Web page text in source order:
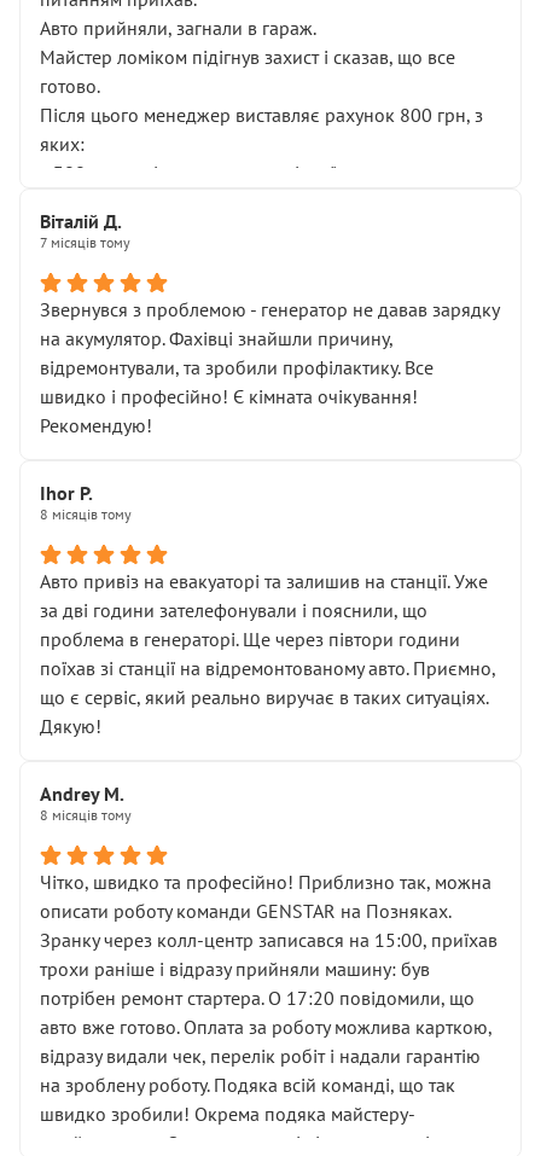
Авто прийняли, загнали в гараж.
Майстер ломіком підігнув захист і сказав, що все
готово.
Після цього менеджер виставляє рахунок 800 грн, з
яких:
• 300 грн — діагностика гальмівної системи
НЕ погоджував
послуга. Тим більше, я був поруч і жодної реальної
діагностики ходової не проводилось. Після
зауваження гроші за цю “послугу” повернули, що
лише підтвердило мою правоту.
Але головне — я виїжджаю з боксу, і скрип у гальмах
залишився таким самим, як і був. Тобто оплачена
Далі ситуація тільки погіршилась:
• сказали, що тепер “потрібно знімати колеса”
• що біля авто стояти вже не можна
• почали озвучувати купу додаткових робіт без
чіткого пояснення
( ну все зняли та доробили) дякую!
Окремий момент, який виглядає абсурдно:
мені заявили, що бачок гальмівної рідини потрібно
міняти разом із головним гальмівним циліндром у
Для людини, яка хоча б трохи розуміється на техніці,
це звучить як мінімум непрофесійно, а як максимум —
спроба продати дорогий вузол замість елементарних
ущільнювачів.
Що прикро — це не перший мій візит. Раніше міняв у
вас стартер, і тоді сервіс наче справив хороше
враження. Але згодом знайшов декілька гайок під
лобовим склом. Мені пояснили, що це “старі гайки, які
відкручували”, і попросили не хвилюватися. ( надіюсь
новий власник, не застяг в полі))
Але після нинішнього візиту такі дрібниці вже не
здаються дрібницями.
Я — клієнт, який працює на довірі, і саме її цей сервіс
Віталій Д.
7 місяців тому
Звернувся з проблемою - генератор не давав зарядку
на акумулятор. Фахівці знайшли причину,
відремонтували, та зробили профілактику. Все
швидко і професійно! Є кімната очікування!
Рекомендую!
Ihor P.
8 місяців тому
Авто привіз на евакуаторі та залишив на станції. Уже
за дві години зателефонували і пояснили, що
проблема в генераторі. Ще через півтори години
поїхав зі станції на відремонтованому авто. Приємно,
що є сервіс, який реально виручає в таких ситуаціях.
Дякую!
Andrey M.
8 місяців тому
Чітко, швидко та професійно! Приблизно так, можна
описати роботу команди GENSTAR на Позняках.
Зранку через колл-центр записався на 15:00, приїхав
трохи раніше і відразу прийняли машину: був
потрібен ремонт стартера. О 17:20 повідомили, що
авто вже готово. Оплата за роботу можлива карткою,
відразу видали чек, перелік робіт і надали гарантію
на зроблену роботу. Подяка всій команді, що так
швидко зробили! Окрема подяка майстеру-
приймальнику Олександру: всі чітко та по суті.